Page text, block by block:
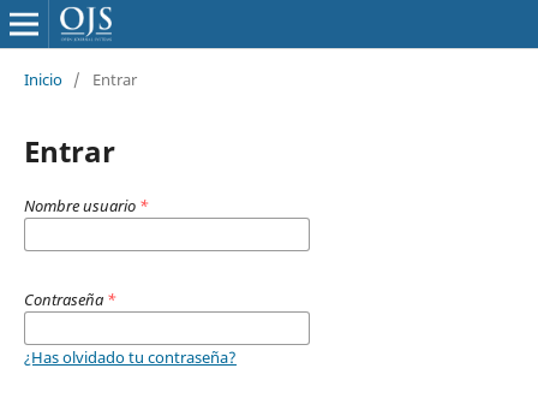
Inicio / Entrar
Entrar
Nombre usuario *
Contraseña *
¿Has olvidado tu contraseña?